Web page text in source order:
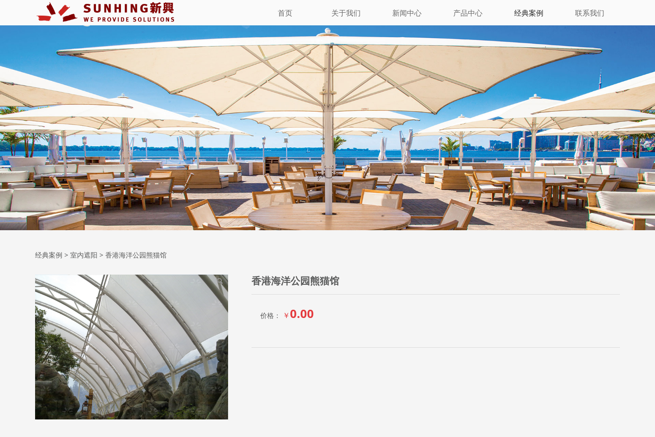
首页 关于我们 新闻中心 产品中心 经典案例 联系我们
香港海洋公园熊猫馆
经典案例 > 室内遮阳 > 香港海洋公园熊猫馆
香港海洋公园熊猫馆
价格： ￥0.00